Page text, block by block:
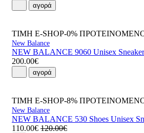
αγορά
ΤΙΜΗ E-SHOP-0%
New Balance
NEW BALANCE 9060 Unisex
200.00€
αγορά
ΤΙΜΗ E-SHOP-8%
New Balance
NEW BALANCE 530 Shoes Unisex
110.00€ 120.00€